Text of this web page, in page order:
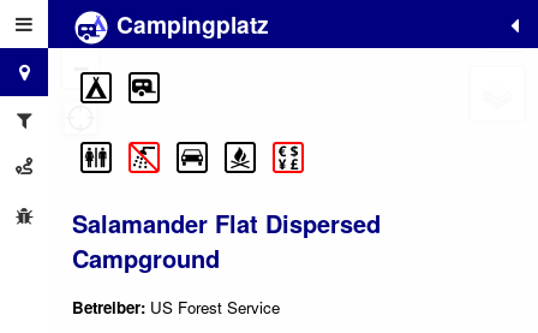
Campingplatz
Salamander Flat Dispersed
Campground
Betreiber: US Forest Service
+
−